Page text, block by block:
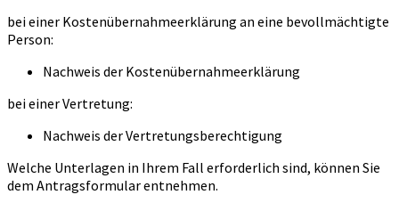
bei einer Kostenübernahmeerklärung an eine bevollmächtigte
Person:
Nachweis der Kostenübernahmeerklärung
bei einer Vertretung:
Nachweis der Vertretungsberechtigung
Welche Unterlagen in Ihrem Fall erforderlich sind, können Sie
dem Antragsformular entnehmen.